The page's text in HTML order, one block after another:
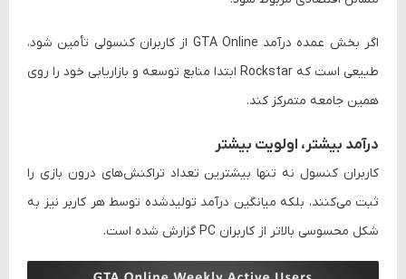
اگر بخش عمده درآمد GTA Online از کاربران کنسولی تأمین شود،
طبیعی است که Rockstar ابتدا منابع توسعه و بازاریابی خود را روی
همین جامعه متمرکز کند.
درآمد بیشتر، اولویت بیشتر
کاربران کنسول نه تنها بیشترین تعداد تراکنش‌های درون بازی را
ثبت می‌کنند، بلکه میانگین درآمد تولیدشده توسط هر کاربر نیز به
شکل محسوسی بالاتر از کاربران PC گزارش شده است.